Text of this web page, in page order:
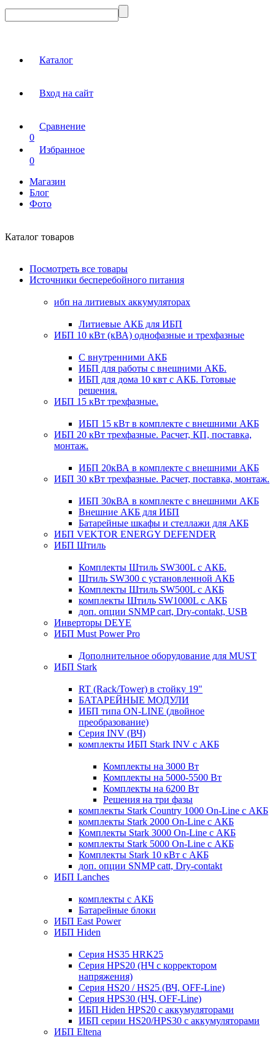
Каталог
Вход на сайт
Сравнение
0
Избранное
0
Магазин
Блог
Фото
Каталог товаров
Посмотреть все товары
Источники бесперебойного питания
ибп на литиевых аккумуляторах
Литиевые АКБ для ИБП
ИБП 10 кВт (кВА) однофазные и трехфазные
С внутренними АКБ
ИБП для работы с внешними АКБ.
ИБП для дома 10 квт с АКБ. Готовые
решения.
ИБП 15 кВт трехфазные.
ИБП 15 кВт в комплекте с внешними АКБ
ИБП 20 кВт трехфазные. Расчет, КП, поставка,
монтаж.
ИБП 20кВА в комплекте с внешними АКБ
ИБП 30 кВт трехфазные. Расчет, поставка, монтаж.
ИБП 30кВА в комплекте с внешними АКБ
Внешние АКБ для ИБП
Батарейные шкафы и стеллажи для АКБ
ИБП VEKTOR ENERGY DEFENDER
ИБП Штиль
Комплекты Штиль SW300L с АКБ.
Штиль SW300 с установленной АКБ
Комплекты Штиль SW500L с АКБ
комплекты Штиль SW1000L с АКБ
доп. опции SNMP cart, Dry-contakt, USB
Инверторы DEYE
ИБП Must Power Pro
Дополнительное оборудование для MUST
ИБП Stark
RT (Rack/Tower) в стойку 19"
БАТАРЕЙНЫЕ МОДУЛИ
ИБП типа ON-LINE (двойное
преобразование)
Серия INV (ВЧ)
комплекты ИБП Stark INV с АКБ
Комплекты на 3000 Вт
Комплекты на 5000-5500 Вт
Комплекты на 6200 Вт
Решения на три фазы
комплекты Stark Country 1000 On-Line с АКБ
комплекты Stark 2000 On-Line с АКБ
Комплекты Stark 3000 On-Line с АКБ
комплекты Stark 5000 On-Line с АКБ
Комплекты Stark 10 кВт с АКБ
доп. опции SNMP catt, Dry-contakt
ИБП Lanches
комплекты с АКБ
Батарейные блоки
ИБП East Power
ИБП Hiden
Серия HS35 HRK25
Серия HPS20 (НЧ с корректором
напряжения)
Серия HS20 / HS25 (ВЧ, OFF-Line)
Серия HPS30 (НЧ, OFF-Line)
ИБП Hiden HPS20 с аккумуляторами
ИБП серии HS20/HPS30 с аккумуляторами
ИБП Eltena